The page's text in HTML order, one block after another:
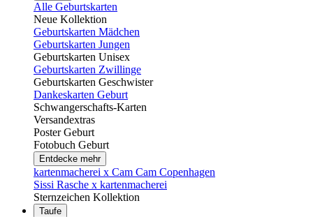
Alle Geburtskarten
Neue Kollektion
Geburtskarten Mädchen
Geburtskarten Jungen
Geburtskarten Unisex
Geburtskarten Zwillinge
Geburtskarten Geschwister
Dankeskarten Geburt
Schwangerschafts-Karten
Versandextras
Poster Geburt
Fotobuch Geburt
Entdecke mehr
kartenmacherei x Cam Cam Copenhagen
Sissi Rasche x kartenmacherei
Sternzeichen Kollektion
Taufe